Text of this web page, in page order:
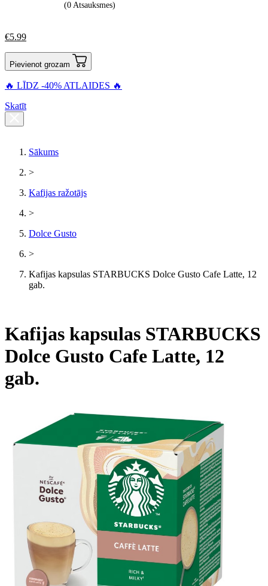
(0 Atsauksmes)
€5.99
Pievienot grozam
🔥 LĪDZ -40% ATLAIDES 🔥
Skatīt
Sākums
>
Kafijas ražotājs
>
Dolce Gusto
>
Kafijas kapsulas STARBUCKS Dolce Gusto Cafe Latte, 12
gab.
Kafijas kapsulas STARBUCKS
Dolce Gusto Cafe Latte, 12
gab.